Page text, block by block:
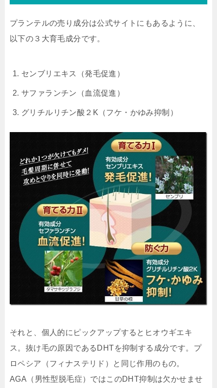
プランテルの売り成分は公式サイトにもあるように、
以下の３大育毛成分です。
センブリエキス （発毛促進）
サファランチン （血流促進）
グリチルリチン酸２K （フケ・かゆみ抑制）
それと、個人的にピックアップすると ヒオウギエキ
ス 。抜け毛の原因であるDHTを抑制する成分です。プ
ロペシア（フィナステリド）と同じ作用のもの。
AGA（男性型脱毛症）ではこのDHT抑制は欠かせませ